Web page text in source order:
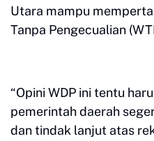
Utara mampu
Tanpa Pengecualian
“Opini WDP ini tentu
pemerintah daerah
dan tindak lanjut atas